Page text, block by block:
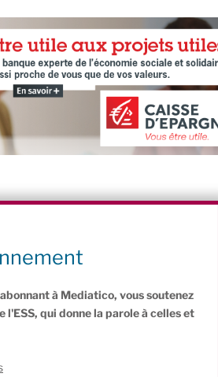
Comme dans le secteur de la mobilité avec
acquises rapidement et facilement ».
à Mediatico, vous soutenez
qui donne la parole à celles et